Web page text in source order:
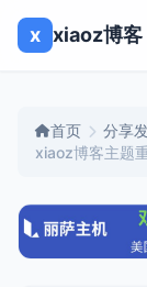
x xiaoz博客
首页
分享
xiaoz博客主题